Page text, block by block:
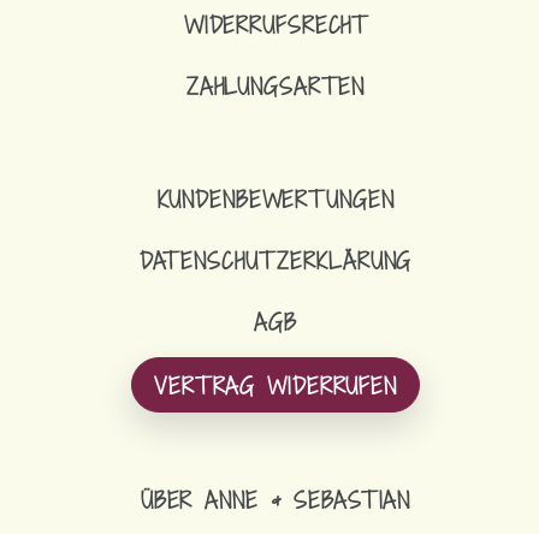
WIDERRUFSRECHT
ZAHLUNGSARTEN
KUNDENBEWERTUNGEN
DATENSCHUTZERKLÄRUNG
AGB
VERTRAG WIDERRUFEN
ÜBER ANNE & SEBASTIAN